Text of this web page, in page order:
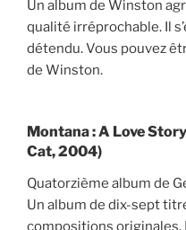
Un album de Winston
qualité irréprochable. Il
détendu. Vous pouvez
de Winston.
Montana : A Love
Cat, 2004)
Quatorzième album de
Un album de dix-sept
compositions originales.